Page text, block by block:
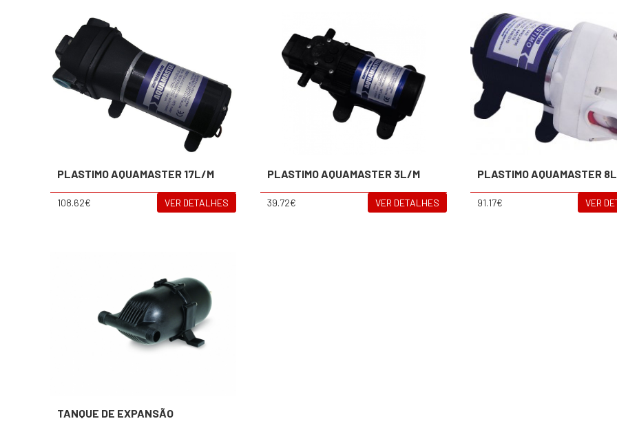
PLASTIMO AQUAMASTER 17L/M
108.62€ VER DETALHES
PLASTIMO AQUAMASTER 3L/M
39.72€ VER DETALHES
PLASTIMO AQUAMASTER
91.17€ VER
TANQUE DE EXPANSÃO